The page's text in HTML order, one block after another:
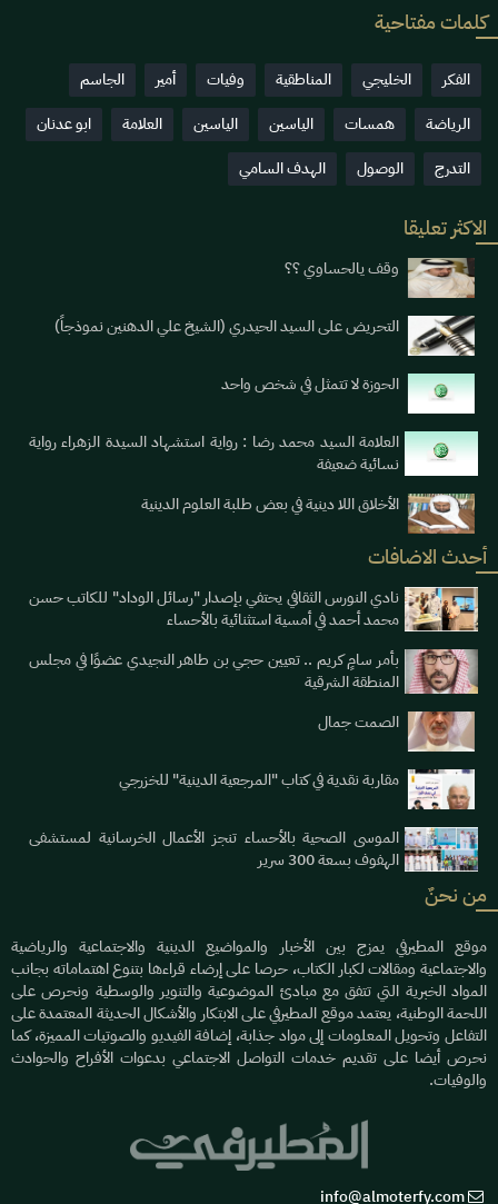
كلمات مفتاحية
الفكر الخليجي المناطقية وفيات أمير
الجاسم
الرياضة
همسات الياسين الياسين العلامة
ابو عدنان
التدرج
الوصول الهدف السامي
الاكثر تعليقا
وقف يالحساوي ؟؟
التحريض على السيد الحيدري (الشيخ علي الدهنين نموذجاً)
الحوزة لا تتمثل في شخص واحد
العلامة السيد محمد رضا : رواية استشهاد السيدة الزهراء رواية
نسائية ضعيفة
الأخلاق اللا دينية في بعض طلبة العلوم الدينية
أحدث الاضافات
نادي النورس الثقافي يحتفي بإصدار "رسائل الوداد" للكاتب حسن
محمد أحمد في أمسية استثنائية بالأحساء
بأمر سامٍ كريم .. تعيين حجي بن طاهر النجيدي عضوًا في مجلس
المنطقة الشرقية
الصمت جمال
مقاربة نقدية في كتاب "المرجعية الدينية" للخزرجي
الموسى الصحية بالأحساء تنجز الأعمال الخرسانية لمستشفى
الهفوف بسعة 300 سرير
من نحنٌ
موقع المطيرفي يمزج بين الأخبار والمواضيع الدينية والاجتماعية والرياضية
والاجتماعية ومقالات لكبار الكتاب، حرصا على إرضاء قراءها بتنوع اهتماماته بجانب
المواد الخبرية التي تتفق مع مبادئ الموضوعية والتنوير والوسطية ونحرص على
اللحمة الوطنية، يعتمد موقع المطيرفي على الابتكار والأشكال الحديثة المعتمدة على
التفاعل وتحويل المعلومات إلى مواد جذابة، إضافة الفيديو والصوتيات المميزة، كما
نحرص أيضا على تقديم خدمات التواصل الاجتماعي بدعوات الأفراح والحوادث
والوفيات.
info@almoterfy.com